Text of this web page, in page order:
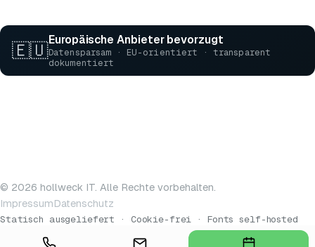
🇪🇺
Europäische Anbieter bevorzugt
Datensparsam · EU-orientiert · transparent
dokumentiert
© 2026 hollweck IT. Alle Rechte vorbehalten.
ImpressumDatenschutz
Statisch ausgeliefert · Cookie-frei · Fonts self-hosted